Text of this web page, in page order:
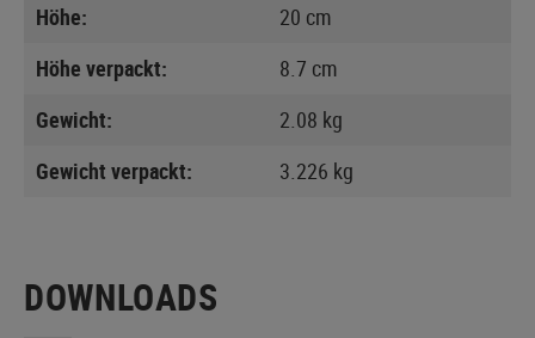
Höhe:
20 cm
Höhe verpackt:
8.7 cm
Gewicht:
2.08 kg
Gewicht verpackt:
3.226 kg
DOWNLOADS